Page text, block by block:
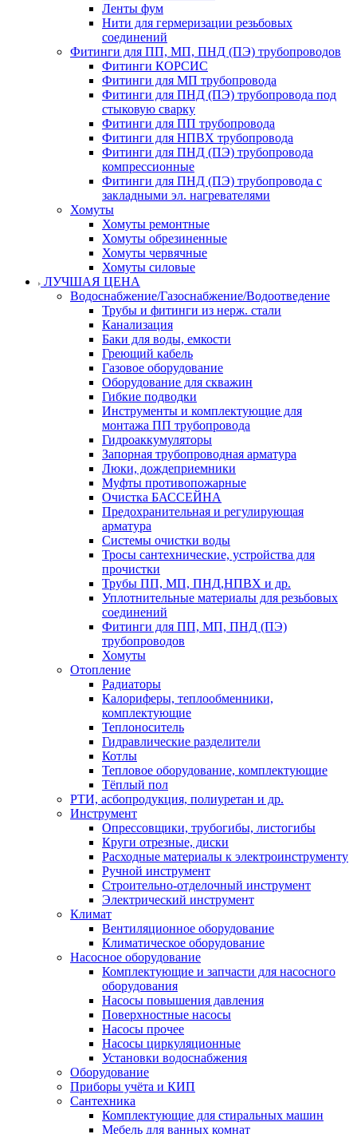
Ленты фум
Нити для гермеризации резьбовых
соединений
Фитинги для ПП, МП, ПНД (ПЭ) трубопроводов
Фитинги КОРСИС
Фитинги для МП трубопровода
Фитинги для ПНД (ПЭ) трубопровода под
стыковую сварку
Фитинги для ПП трубопровода
Фитинги для НПВХ трубопровода
Фитинги для ПНД (ПЭ) трубопровода
компрессионные
Фитинги для ПНД (ПЭ) трубопровода с
закладными эл. нагревателями
Хомуты
Хомуты ремонтные
Хомуты обрезиненные
Хомуты червячные
Хомуты силовые
ЛУЧШАЯ ЦЕНА
Водоснабжение/Газоснабжение/Водоотведение
Трубы и фитинги из нерж. стали
Канализация
Баки для воды, емкости
Греющий кабель
Газовое оборудование
Оборудование для скважин
Гибкие подводки
Инструменты и комплектующие для
монтажа ПП трубопровода
Гидроаккумуляторы
Запорная трубопроводная арматура
Люки, дождеприемники
Муфты противопожарные
Очистка БАССЕЙНА
Предохранительная и регулирующая
арматура
Системы очистки воды
Тросы сантехнические, устройства для
прочистки
Трубы ПП, МП, ПНД,НПВХ и др.
Уплотнительные материалы для резьбовых
соединений
Фитинги для ПП, МП, ПНД (ПЭ)
трубопроводов
Хомуты
Отопление
Радиаторы
Калориферы, теплообменники,
комплектующие
Теплоноситель
Гидравлические разделители
Котлы
Тепловое оборудование, комплектующие
Тёплый пол
РТИ, асбопродукция, полиуретан и др.
Инструмент
Опрессовщики, трубогибы, листогибы
Круги отрезные, диски
Расходные материалы к электроинструменту
Ручной инструмент
Строительно-отделочный инструмент
Электрический инструмент
Климат
Вентиляционное оборудование
Климатическое оборудование
Насосное оборудование
Комплектующие и запчасти для насосного
оборудования
Насосы повышения давления
Поверхностные насосы
Насосы прочее
Насосы циркуляционные
Установки водоснабжения
Оборудование
Приборы учёта и КИП
Сантехника
Комплектующие для стиральных машин
Мебель для ванных комнат